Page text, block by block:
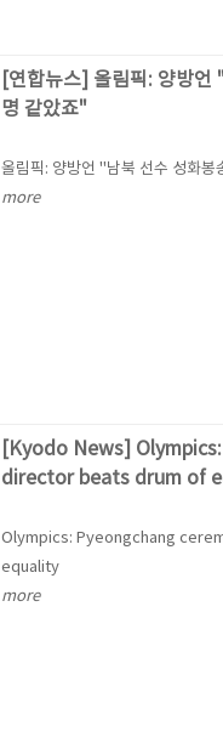
[연합뉴스] 올림픽: 양방언
명 같았죠"
올림픽: 양방언 "남북 선수 성화
more
[Kyodo News]
director beats drum of
Olympics: Pyeongchang
equality
more